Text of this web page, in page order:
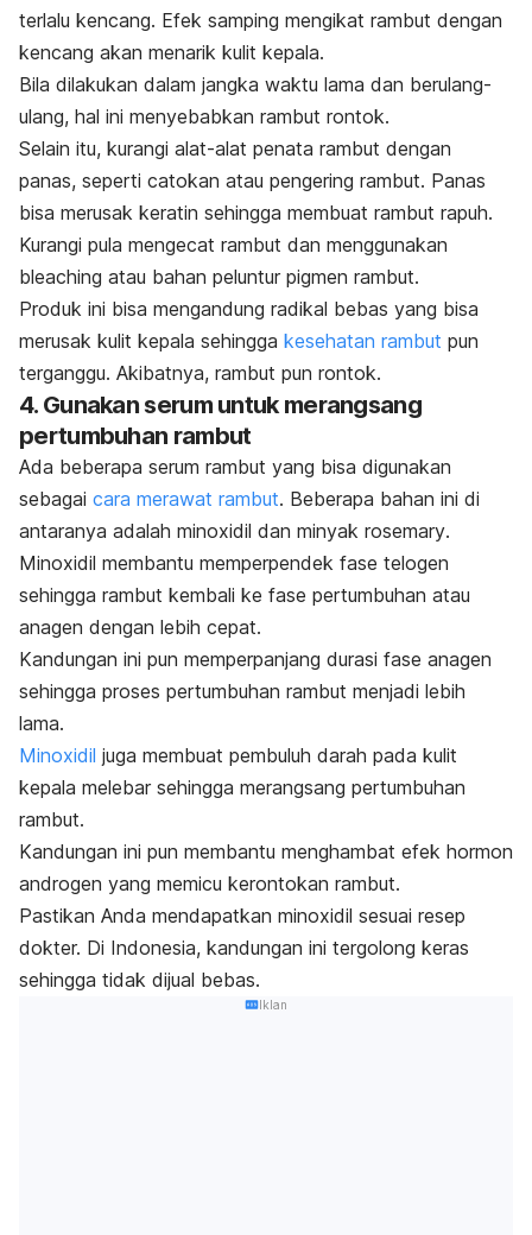
terlalu kencang. Efek samping mengikat rambut dengan
kencang akan menarik kulit kepala.
Bila dilakukan dalam jangka waktu lama dan berulang-
ulang, hal ini menyebabkan rambut rontok.
Selain itu, kurangi alat-alat penata rambut dengan
panas, seperti catokan atau pengering rambut. Panas
bisa merusak keratin sehingga membuat rambut rapuh.
Kurangi pula mengecat rambut dan menggunakan
bleaching atau bahan peluntur pigmen rambut.
Produk ini bisa mengandung radikal bebas yang bisa
merusak kulit kepala sehingga kesehatan rambut pun
terganggu. Akibatnya, rambut pun rontok.
4. Gunakan serum untuk merangsang
pertumbuhan rambut
Ada beberapa serum rambut yang bisa digunakan
sebagai cara merawat rambut. Beberapa bahan ini di
antaranya adalah minoxidil dan minyak rosemary.
Minoxidil membantu memperpendek fase telogen
sehingga rambut kembali ke fase pertumbuhan atau
anagen dengan lebih cepat.
Kandungan ini pun memperpanjang durasi fase anagen
sehingga proses pertumbuhan rambut menjadi lebih
lama.
Minoxidil juga membuat pembuluh darah pada kulit
kepala melebar sehingga merangsang pertumbuhan
rambut.
Kandungan ini pun membantu menghambat efek hormon
androgen yang memicu kerontokan rambut.
Pastikan Anda mendapatkan minoxidil sesuai resep
dokter. Di Indonesia, kandungan ini tergolong keras
sehingga tidak dijual bebas.
Iklan